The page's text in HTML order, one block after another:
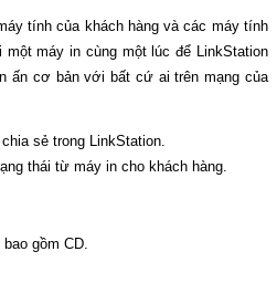
tính của khách hàng và các máy tính
một máy in cùng một lúc để LinkStation
ấn cơ bản với bất cứ ai trên mạng của
sẻ trong LinkStation.
thái từ máy in cho khách hàng.
gồm CD.